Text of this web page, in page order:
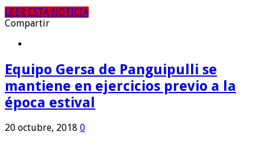
LEER ESTA NOTICIA
Compartir
Equipo Gersa de Panguipulli se
mantiene en ejercicios previo a la
época estival
20 octubre, 2018 0